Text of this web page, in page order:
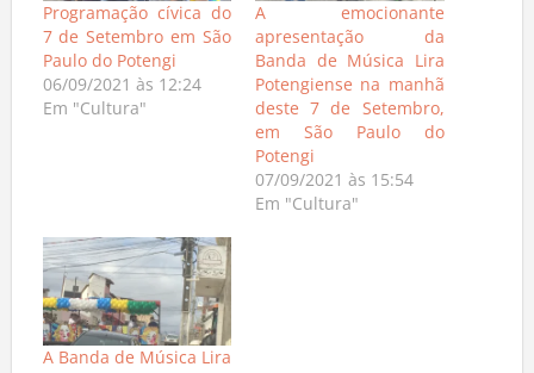
Programação cívica do
7 de Setembro em São
Paulo do Potengi
06/09/2021 às 12:24
Em "Cultura"
A emocionante
apresentação da
Banda de Música Lira
Potengiense na manhã
deste 7 de Setembro,
em São Paulo do
Potengi
07/09/2021 às 15:54
Em "Cultura"
A Banda de Música Lira